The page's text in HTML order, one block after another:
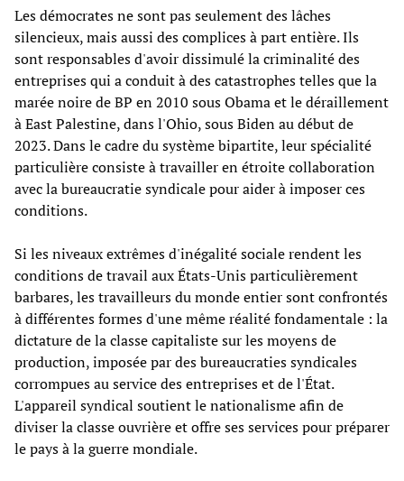
Les démocrates ne sont pas seulement des lâches
silencieux, mais aussi des complices à part entière. Ils
sont responsables d'avoir dissimulé la criminalité des
entreprises qui a conduit à des catastrophes telles que la
marée noire de BP en 2010 sous Obama et le déraillement
à East Palestine, dans l'Ohio, sous Biden au début de
2023. Dans le cadre du système bipartite, leur spécialité
particulière consiste à travailler en étroite collaboration
avec la bureaucratie syndicale pour aider à imposer ces
conditions.
Si les niveaux extrêmes d'inégalité sociale rendent les
conditions de travail aux États-Unis particulièrement
barbares, les travailleurs du monde entier sont confrontés
à différentes formes d'une même réalité fondamentale : la
dictature de la classe capitaliste sur les moyens de
production, imposée par des bureaucraties syndicales
corrompues au service des entreprises et de l'État.
L'appareil syndical soutient le nationalisme afin de
diviser la classe ouvrière et offre ses services pour préparer
le pays à la guerre mondiale.